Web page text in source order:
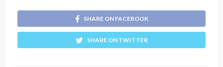
SHARE ON FACEBOOK
SHARE ON TWITTER